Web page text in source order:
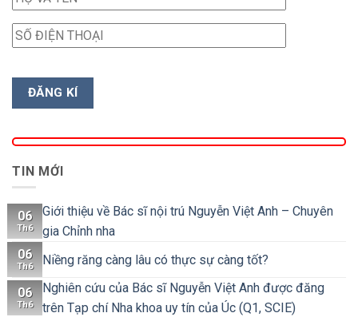
TIN MỚI
06
Th6
Giới thiệu về Bác sĩ nội trú Nguyễn Việt Anh – Chuyên
gia Chỉnh nha
06
Th6 Niềng răng càng lâu có thực sự càng tốt?
06
Th6
Nghiên cứu của Bác sĩ Nguyễn Việt Anh được đăng
trên Tạp chí Nha khoa uy tín của Úc (Q1, SCIE)